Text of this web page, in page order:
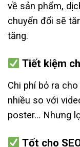
về sản phẩm,
chuyển đổi sẽ
tăng.
Tiết kiệm
Chi phí bỏ ra
nhiều so với
poster… Nhưng
Tốt cho